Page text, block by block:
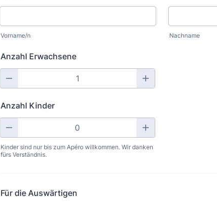
Vorname/n Nachname
Anzahl Erwachsene
Anzahl Kinder
Kinder sind nur bis zum Apéro willkommen. Wir danken
fürs Verständnis.
Für die Auswärtigen